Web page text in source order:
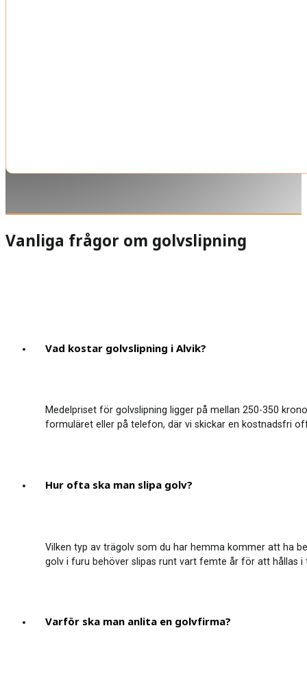
Vanliga frågor om golvslipning
Vad kostar golvslipning i Alvik?
Medelpriset för golvslipning ligger på mellan 250-350
formuläret eller på telefon, där vi skickar en kostnadsfri
Hur ofta ska man slipa golv?
Vilken typ av trägolv som du har hemma kommer att ha
golv i furu behöver slipas runt vart femte år för att hållas
Varför ska man anlita en golvfirma?